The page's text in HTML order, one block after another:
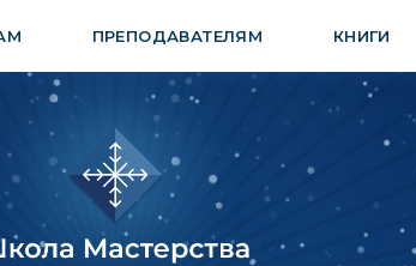
ПРЕПОДАВАТЕЛЯМ КНИГИ